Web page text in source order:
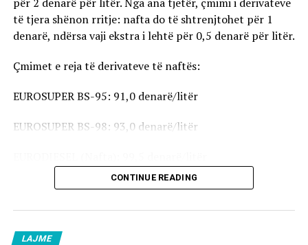
të tjera shënon rritje: nafta do të shtrenjtohet për 1
denarë, ndërsa vaji ekstra i lehtë për 0,5 denarë për litër.
Çmimet e reja të derivateve të naftës:
EUROSUPER BS-95: 91,0 denarë/litër
EUROSUPER BS-98: 93,0 denarë/litër
Vaji ekstra i lehtë (EL-1): 98,5 denarë/litër
vlejnë në të gjitha pikat e karburanteve në vend.
CONTINUE READING
LAJME